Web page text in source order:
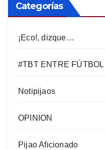
Categorías
¡Eco!, dizque…
#TBT ENTRE
Notipijaos
OPINION
Pijao Aficionado